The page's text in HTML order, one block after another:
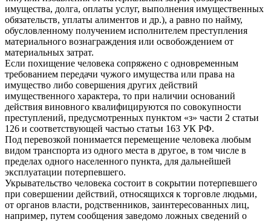
имущества, долга, оплаты услуг, выполнения имущественных
обязательств, уплаты алиментов и др.), а равно по найму,
обусловленному получением исполнителем преступления
материального вознаграждения или освобождением от
материальных затрат.
Если похищение человека сопряжено с одновременным
требованием передачи чужого имущества или права на
имущество либо совершения других действий
имущественного характера, то при наличии оснований
действия виновного квалифицируются по совокупности
преступлений, предусмотренных пунктом «з» части 2 статьи
126 и соответствующей частью статьи 163 УК РФ.
Под перевозкой понимается перемещение человека любым
видом транспорта из одного места в другое, в том числе в
пределах одного населенного пункта, для дальнейшей
эксплуатации потерпевшего.
Укрывательство человека состоит в сокрытии потерпевшего
при совершении действий, относящихся к торговле людьми,
от органов власти, родственников, заинтересованных лиц,
например, путем сообщения заведомо ложных сведений о